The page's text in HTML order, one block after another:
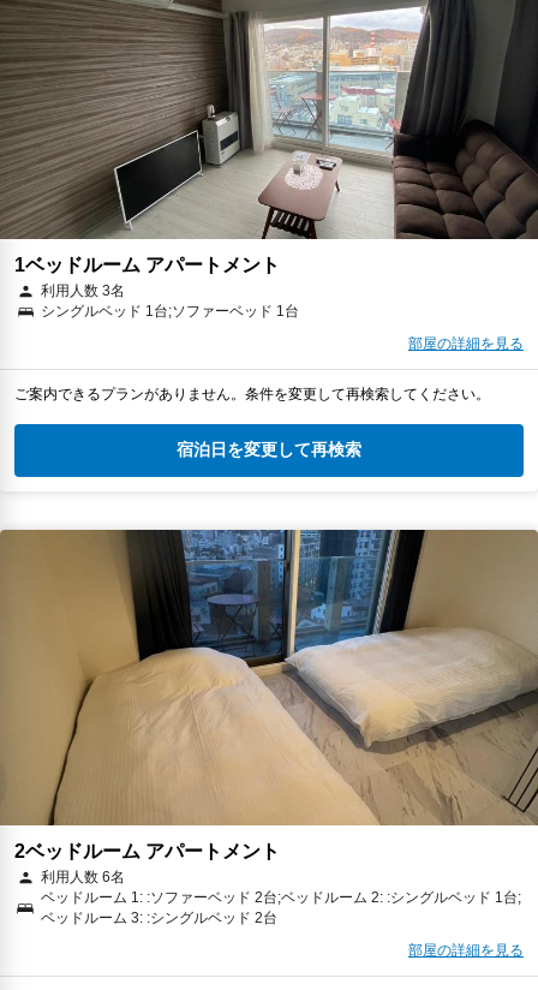
1ベッドルーム アパートメント
利用人数 3名
シングルベッド 1台;ソファーベッド 1台
部屋の詳細を見る
ご案内できるプランがありません。条件を変更して再検索してください。
宿泊日を変更して再検索
2ベッドルーム アパートメント
利用人数 6名
ベッドルーム 1: :ソファーベッド 2台;ベッドルーム 2: :シングルベッド 1台;
ベッドルーム 3: :シングルベッド 2台
部屋の詳細を見る